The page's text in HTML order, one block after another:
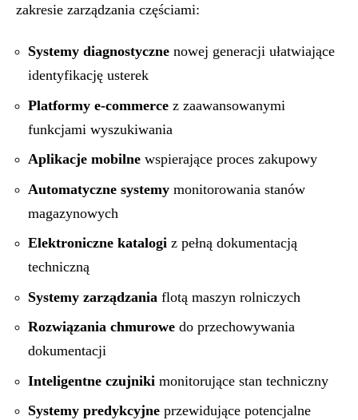
zakresie zarządzania częściami:
Systemy diagnostyczne nowej generacji ułatwiające
identyfikację usterek
Platformy e-commerce z zaawansowanymi
funkcjami wyszukiwania
Aplikacje mobilne wspierające proces zakupowy
Automatyczne systemy monitorowania stanów
magazynowych
Elektroniczne katalogi z pełną dokumentacją
techniczną
Systemy zarządzania flotą maszyn rolniczych
Rozwiązania chmurowe do przechowywania
dokumentacji
Inteligentne czujniki monitorujące stan techniczny
Systemy predykcyjne przewidujące potencjalne